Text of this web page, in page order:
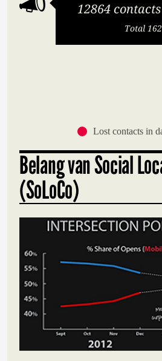
12864
Total
Lost contacts in
Belang van Social
(SoLoCo)